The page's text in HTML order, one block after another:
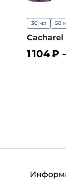
30 мл 50
Cacharel
1 104₽